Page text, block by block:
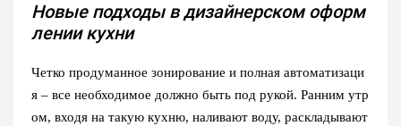
Новые подходы в дизайнерском оформ
лении кухни
Четко продуманное зонирование и полная автоматизаци
я – все необходимое должно быть под рукой. Ранним утр
ом, входя на такую кухню, наливают воду, раскладывают